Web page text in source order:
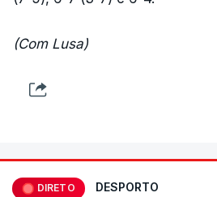
(Com Lusa)
DIRETO DESPORTO